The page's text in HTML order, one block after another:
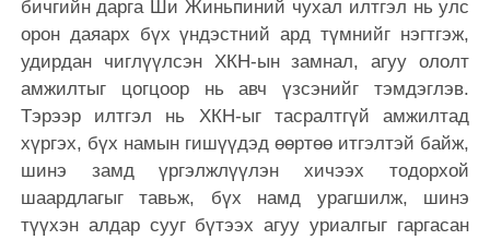
бичгийн дарга Ши Жиньпиний чухал илтгэл нь улс
орон даяарх бүх үндэстний ард түмнийг нэгтгэж,
удирдан чиглүүлсэн ХКН-ын замнал, агуу ололт
амжилтыг цогцоор нь авч үзсэнийг тэмдэглэв.
Тэрээр илтгэл нь ХКН-ыг тасралтгүй амжилтад
хүргэх, бүх намын гишүүдэд өөртөө итгэлтэй байж,
шинэ замд үргэлжлүүлэн хичээх тодорхой
шаардлагыг тавьж, бүх намд урагшилж, шинэ
түүхэн алдар сууг бүтээх агуу уриалгыг гаргасан